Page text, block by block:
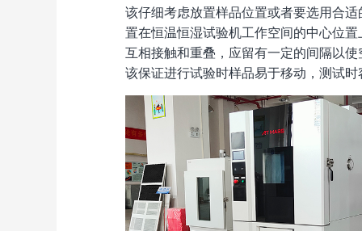
该仔细考虑放置样品位置或者要选用合适的
置在恒温恒湿试验机工作空间的中心位置上
互相接触和重叠，应留有一定的间隔以
该保证进行试验时样品易于移动，测试时